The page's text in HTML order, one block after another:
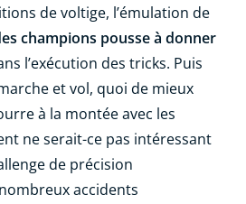
de voltige, l’émulation de
champions pousse à donner
l’exécution des tricks. Puis
et vol, quoi de mieux
à la montée avec les
ne serait-ce pas intéressant
de précision
accidents